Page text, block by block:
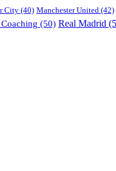
City (40) Manchester United (42)
(50) Real Madrid